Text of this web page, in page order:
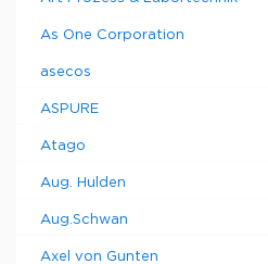
As One Corporation
asecos
ASPURE
Atago
Aug. Hulden
Aug.Schwan
Axel von Gunten